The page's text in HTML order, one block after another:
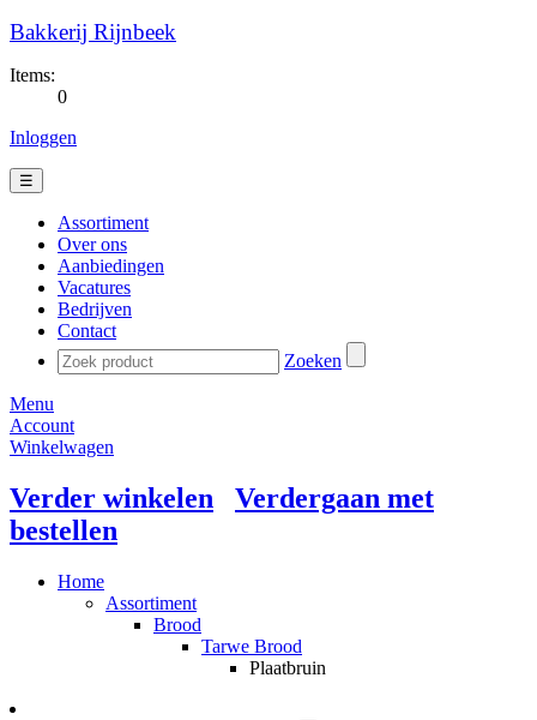
Bakkerij Rijnbeek
Items:
0
Inloggen
☰
Assortiment
Over ons
Aanbiedingen
Vacatures
Bedrijven
Contact
Zoeken
Menu
Account
Winkelwagen
Verder winkelen
Verdergaan met
bestellen
Home
Assortiment
Brood
Tarwe Brood
Plaatbruin